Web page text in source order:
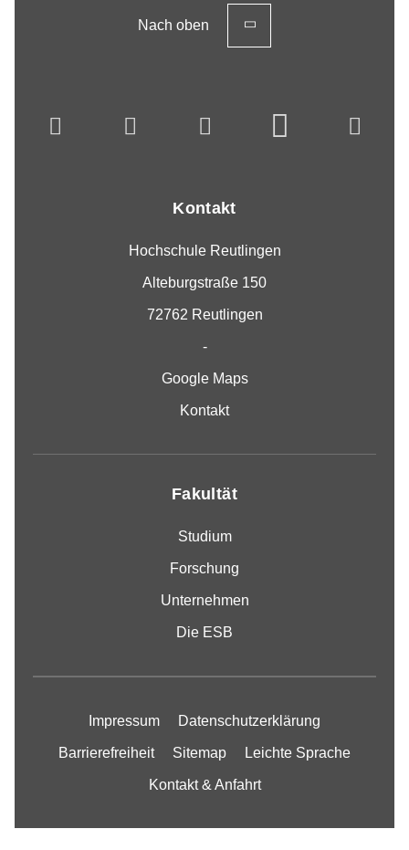
Nach oben
Kontakt
Hochschule Reutlingen
Alteburgstraße 150
72762 Reutlingen
-
Google Maps
Kontakt
Fakultät
Studium
Forschung
Unternehmen
Die ESB
Impressum Datenschutzerklärung
Barrierefreiheit Sitemap Leichte Sprache
Kontakt & Anfahrt